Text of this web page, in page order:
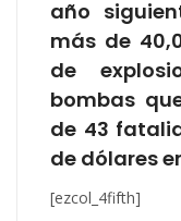
año
más de
de
bombas
de 43
de dólares
[ezcol_4fifth]